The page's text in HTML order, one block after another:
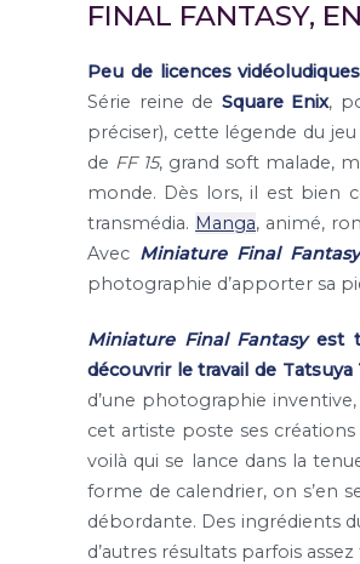
FINAL FANTASY,
Peu de licences
Série reine de Square Enix,
préciser), cette légende du
de FF 15, grand soft malade,
monde. Dès lors, il est bien
transmédia. Manga, animé,
Avec Miniature Final Fantasy
photographie d’apporter sa
Miniature Final Fantasyest
découvrir le travail de Tatsuya
d’une photographie
cet artiste poste ses
voilà qui se lance dans la
forme de calendrier, on s’en
débordante. Des ingrédients
d’autres résultats parfois assez